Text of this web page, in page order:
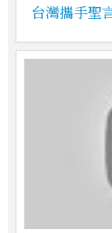
台灣攜手聖